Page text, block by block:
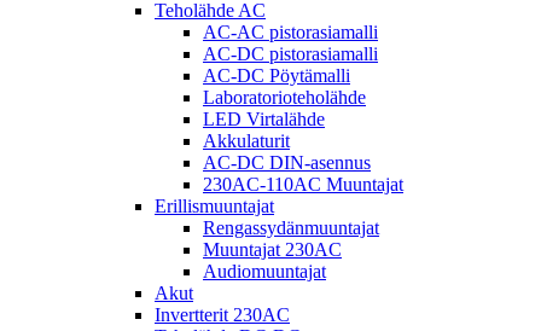
Teholähde AC
AC-AC pistorasiamalli
AC-DC pistorasiamalli
AC-DC Pöytämalli
Laboratorioteholähde
LED Virtalähde
Akkulaturit
AC-DC DIN-asennus
230AC-110AC Muuntajat
Erillismuuntajat
Rengassydänmuuntajat
Muuntajat 230AC
Audiomuuntajat
Akut
Invertterit 230AC